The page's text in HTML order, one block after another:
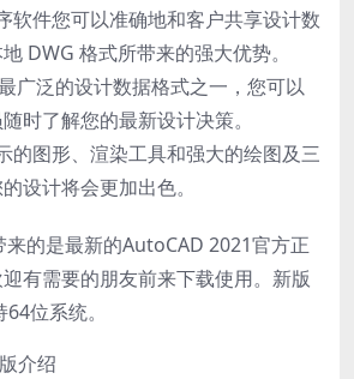
软件您可以准确地和客户共享设计数
DWG 格式所带来的强大优势。
广泛的设计数据格式之一，您可以
时了解您的最新设计决策。
的图形、渲染工具和强大的绘图及三
设计将会更加出色。
来的是最新的AutoCAD 2021官方正
有需要的朋友前来下载使用。新版
位系统。
介绍